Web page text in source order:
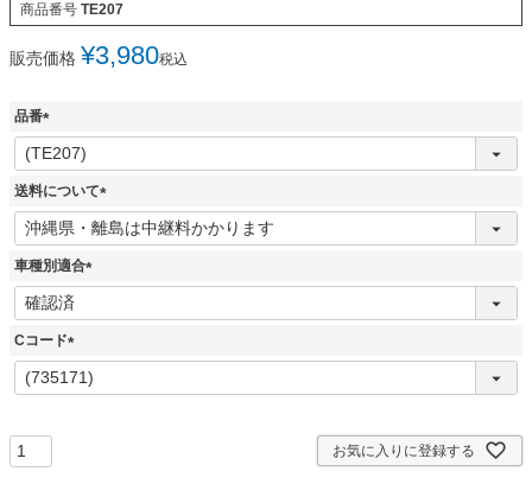
商品番号 TE207
販売価格 ¥3,980税込
品番
(
必
須
送料について
(
必
車種別適合
(
Cコード
(
必
お気に入りに登録する